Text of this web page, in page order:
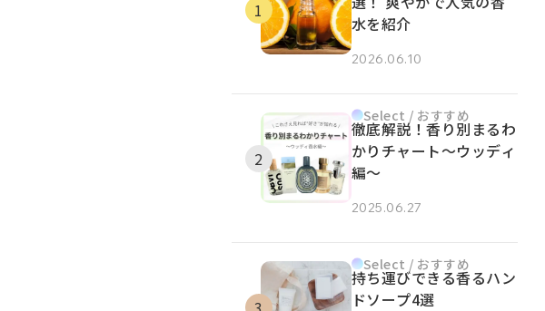
水を紹介
2026.06.10
Select / おすすめ
徹底解説！香り別まるわ
かりチャート～ウッディ
編～
2025.06.27
Select / おすすめ
持ち運びできる香るハン
ドソープ4選